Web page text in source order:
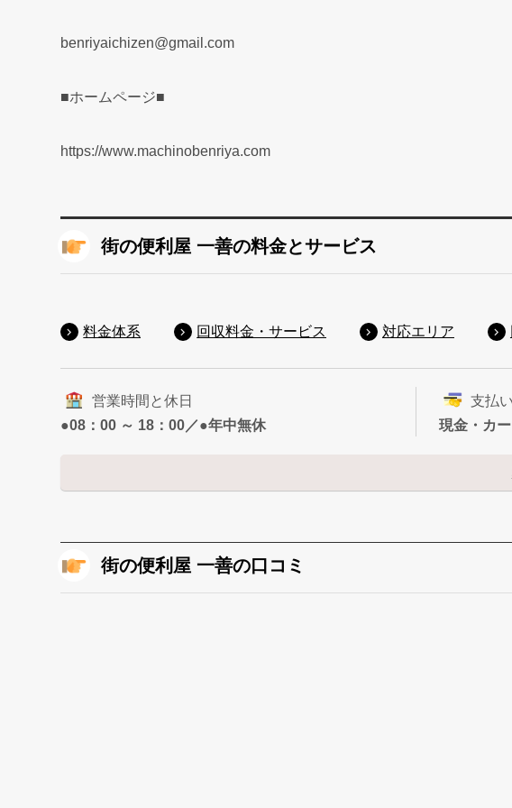
benriyaichizen@gmail.com
■ホームページ■
https://www.machinobenriya.com
街の便利屋 一善の料金とサービス
料金体系 回収料金・サービス 対応エリア
営業時間と休日
●08：00 ～ 18：00／●年中無休
支払
現金・カ
街の便利屋 一善の口コミ